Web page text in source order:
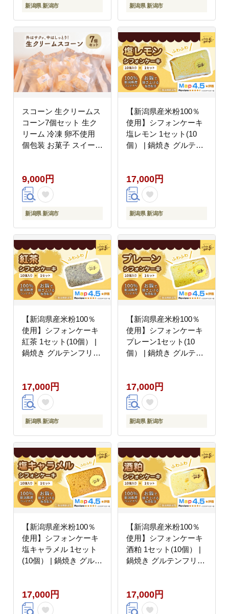
新潟県 新潟市 新潟県 新潟市
スコーン 生クリームス
コーン7個セット 生ク
リーム 冷凍 卵不使用
個包装 お菓子 スイーツ
9,000円
新潟県 新潟市
【新潟県産米粉100％
使用】シフォンケーキ
塩レモン 1セット(10
個） | 鍋焼き グルテン
ツ ギフト 贈り物 新潟
市
17,000円
新潟県 新潟市
【新潟県産米粉100％
使用】シフォンケーキ
紅茶 1セット(10個） |
鍋焼き グルテンフリー
贈り物 新潟市
17,000円
新潟県 新潟市
【新潟県産米粉100％
使用】シフォンケーキ
プレーン1セット(10
個） | 鍋焼き グルテン
ツ ギフト 贈り物 新潟
市
17,000円
新潟県 新潟市
【新潟県産米粉100％
使用】シフォンケーキ
塩キャラメル 1セット
(10個） | 鍋焼き グルテ
ツ ギフト 贈り物 新潟
市
17,000円
【新潟県産米粉100％
使用】シフォンケーキ
酒粕 1セット(10個） |
鍋焼き グルテンフリー
贈り物 新潟市
17,000円